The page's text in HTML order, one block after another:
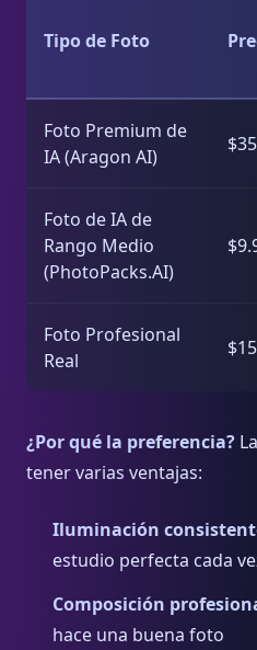
Tipo de Foto
Foto Premium de
IA (Aragon AI)
$35
Foto de IA de
Rango Medio
(PhotoPacks.AI)
Foto Profesional
Real
¿Por qué la preferencia?
tener varias ventajas:
Iluminación
estudio perfecta cada
Composición
hace una buena foto